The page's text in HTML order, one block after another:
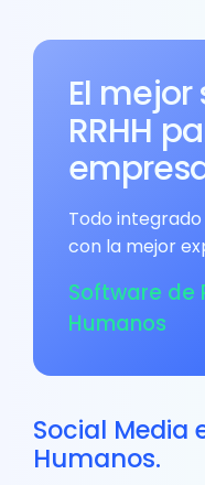
El
RRHH
Todo
con la mejor
Software de
Humanos
Social Media
Humanos.